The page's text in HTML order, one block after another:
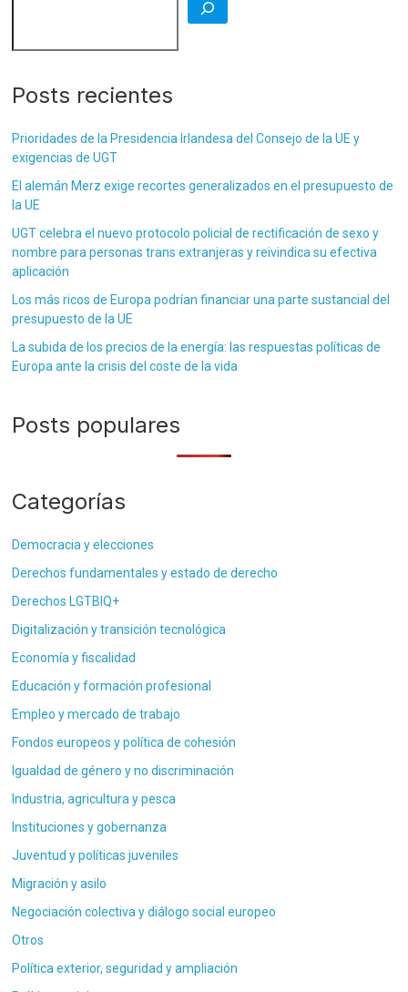
Posts recientes
Prioridades de la Presidencia Irlandesa del Consejo de la UE y
exigencias de UGT
El alemán Merz exige recortes generalizados en el presupuesto de
la UE
UGT celebra el nuevo protocolo policial de rectificación de sexo y
nombre para personas trans extranjeras y reivindica su efectiva
aplicación
Los más ricos de Europa podrían financiar una parte sustancial del
presupuesto de la UE
La subida de los precios de la energía: las respuestas políticas de
Europa ante la crisis del coste de la vida
Posts populares
Categorías
Democracia y elecciones
Derechos fundamentales y estado de derecho
Derechos LGTBIQ+
Digitalización y transición tecnológica
Economía y fiscalidad
Educación y formación profesional
Empleo y mercado de trabajo
Fondos europeos y política de cohesión
Igualdad de género y no discriminación
Industria, agricultura y pesca
Instituciones y gobernanza
Juventud y políticas juveniles
Migración y asilo
Negociación colectiva y diálogo social europeo
Otros
Política exterior, seguridad y ampliación